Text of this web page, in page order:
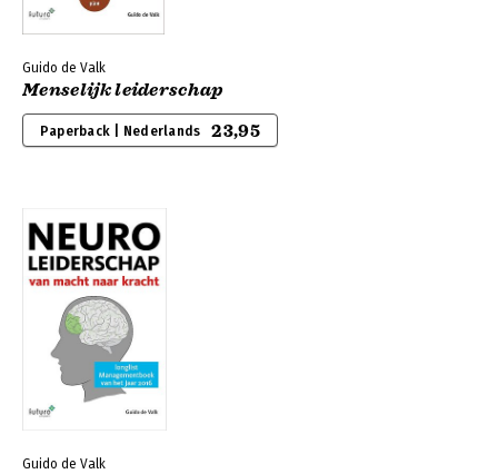
Guido de Valk
Menselijk leiderschap
Paperback | Nederlands 23,95
Guido de Valk